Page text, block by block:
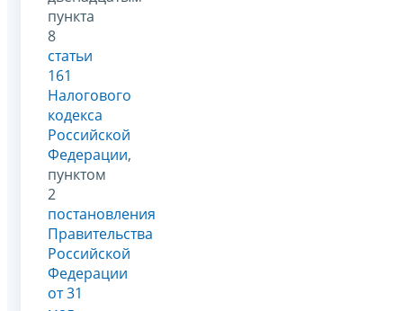
пункта
8
статьи
161
Налогового
кодекса
Российской
Федерации,
пунктом
2
постановления
Правительства
Российской
Федерации
от 31